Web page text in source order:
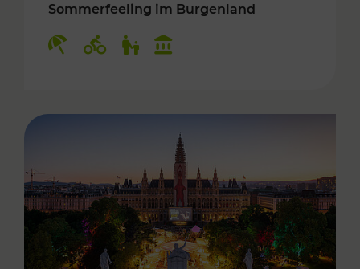
Sommerfeeling im Burgenland